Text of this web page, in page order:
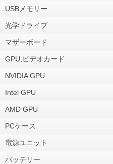
USBメモリー
光学ドライブ
マザーボード
GPU,ビデオカード
NVIDIA GPU
Intel GPU
AMD GPU
PCケース
電源ユニット
バッテリー